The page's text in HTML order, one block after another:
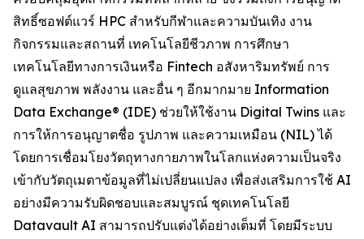
สิทธิ์ซอฟต์แวร์ HPC สำหรับกีฬาและความบันเทิง งาน
กิจกรรมและสถานที่ เทคโนโลยีชีวภาพ การศึกษา
เทคโนโลยีทางการเงินหรือ Fintech อสังหาริมทรัพย์ การ
ดูแลสุขภาพ พลังงาน และอื่น ๆ อีกมากมาย Information
Data Exchange® (IDE) ช่วยให้ใช้งาน Digital Twins และ
การให้การอนุญาตชื่อ รูปภาพ และความเหมือน (NIL) ได้
โดยการเชื่อมโยงวัตถุทางกายภาพในโลกแห่งความเป็นจริง
เข้ากับวัตถุเมตาข้อมูลที่ไม่เปลี่ยนแปลง เพื่อส่งเสริมการใช้ AI
อย่างมีความรับผิดชอบและสมบูรณ์ ชุดเทคโนโลยี
Datavault AI สามารถปรับแต่งได้อย่างเต็มที่ โดยมีระบบ